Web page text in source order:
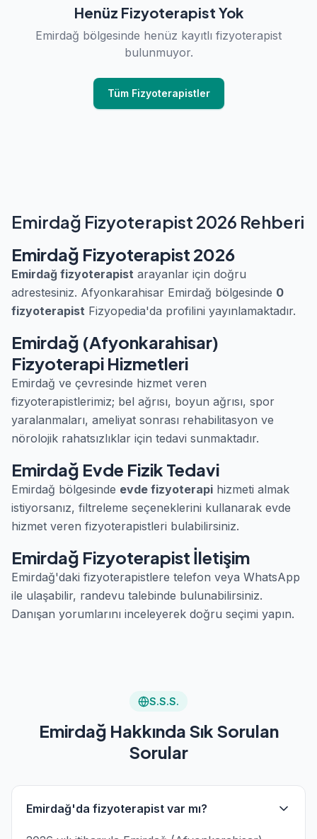
Henüz Fizyoterapist Yok
Emirdağ bölgesinde henüz kayıtlı fizyoterapist
bulunmuyor.
Tüm Fizyoterapistler
Emirdağ Fizyoterapist 2026 Rehberi
Emirdağ Fizyoterapist 2026
Emirdağ fizyoterapist arayanlar için doğru
adrestesiniz. Afyonkarahisar Emirdağ bölgesinde 0
fizyoterapist Fizyopedia'da profilini yayınlamaktadır.
Emirdağ (Afyonkarahisar)
Fizyoterapi Hizmetleri
Emirdağ ve çevresinde hizmet veren
fizyoterapistlerimiz; bel ağrısı, boyun ağrısı, spor
yaralanmaları, ameliyat sonrası rehabilitasyon ve
nörolojik rahatsızlıklar için tedavi sunmaktadır.
Emirdağ Evde Fizik Tedavi
Emirdağ bölgesinde evde fizyoterapi hizmeti almak
istiyorsanız, filtreleme seçeneklerini kullanarak evde
hizmet veren fizyoterapistleri bulabilirsiniz.
Emirdağ Fizyoterapist İletişim
Emirdağ'daki fizyoterapistlere telefon veya WhatsApp
ile ulaşabilir, randevu talebinde bulunabilirsiniz.
Danışan yorumlarını inceleyerek doğru seçimi yapın.
S.S.S.
Emirdağ Hakkında Sık Sorulan
Sorular
Emirdağ'da fizyoterapist var mı?